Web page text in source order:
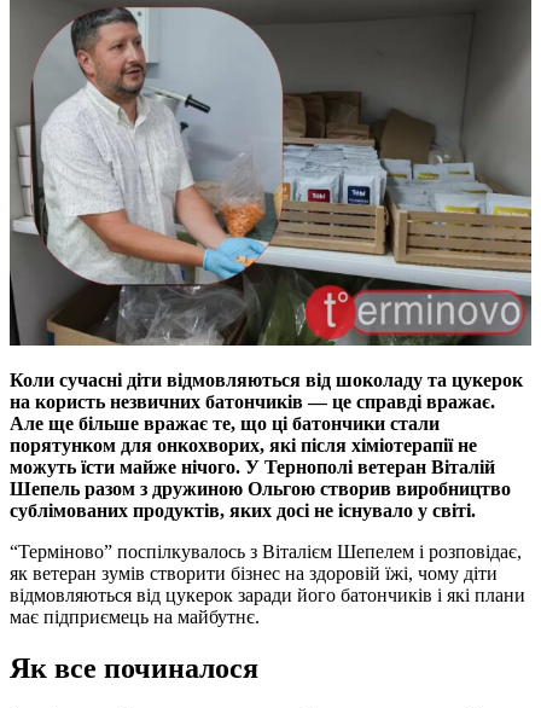
Коли сучасні діти відмовляються від шоколаду та цукерок
на користь незвичних батончиків — це справді вражає.
Але ще більше вражає те, що ці батончики стали
порятунком для онкохворих, які після хіміотерапії не
можуть їсти майже нічого. У Тернополі ветеран Віталій
Шепель разом з дружиною Ольгою створив виробництво
сублімованих продуктів, яких досі не існувало у світі.
“Терміново” поспілкувалось з Віталієм Шепелем і розповідає,
як ветеран зумів створити бізнес на здоровій їжі, чому діти
відмовляються від цукерок заради його батончиків і які плани
має підприємець на майбутнє.
Як все починалося